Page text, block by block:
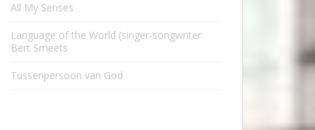
All My Senses
Language of the World (singer-songwriter
Bert Smeets
Tussenpersoon van God